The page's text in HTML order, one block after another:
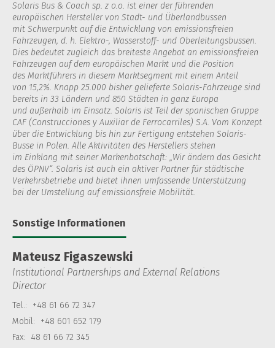
Solaris Bus & Coach sp. z o.o. ist einer der führenden
europäischen Hersteller von Stadt- und Überlandbussen
mit Schwerpunkt auf die Entwicklung von emissionsfreien
Fahrzeugen, d. h. Elektro-, Wasserstoff- und Oberleitungsbussen.
Dies bedeutet zugleich das breiteste Angebot an emissionsfreien
Fahrzeugen auf dem europäischen Markt und die Position
des Marktführers in diesem Marktsegment mit einem Anteil
von 15,2%. Knapp 25.000 bisher gelieferte Solaris-Fahrzeuge sind
bereits in 33 Ländern und 850 Städten in ganz Europa
und außerhalb im Einsatz. Solaris ist Teil der spanischen Gruppe
CAF (Construcciones y Auxiliar de Ferrocarriles) S.A. Vom Konzept
über die Entwicklung bis hin zur Fertigung entstehen Solaris-
Busse in Polen. Alle Aktivitäten des Herstellers stehen
im Einklang mit seiner Markenbotschaft: „Wir ändern das Gesicht
des ÖPNV“. Solaris ist auch ein aktiver Partner für städtische
Verkehrsbetriebe und bietet ihnen umfassende Unterstützung
bei der Umstellung auf emissionsfreie Mobilität.
Sonstige Informationen
Mateusz Figaszewski
Institutional Partnerships and External Relations
Director
Tel.:
+48 61 66 72 347
Mobil:
+48 601 652 179
Fax:
48 61 66 72 345